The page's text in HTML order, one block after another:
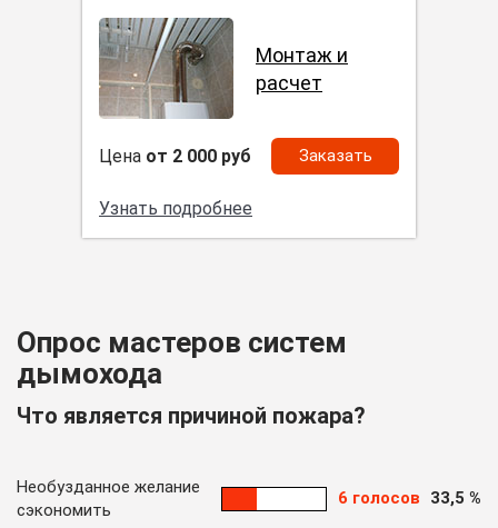
Монтаж и
расчет
Цена от 2 000 руб Заказать
Узнать подробнее
Опрос мастеров систем
дымохода
Что является причиной пожара?
Необузданное желание
сэкономить
6 голосов 33,5 %